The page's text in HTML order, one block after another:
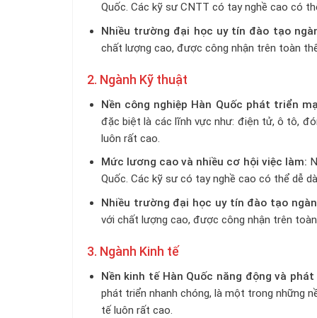
Quốc. Các kỹ sư CNTT có tay nghề cao có
Nhiều trường đại học uy tín đào tạo
chất lượng cao, được công nhận trên toàn
2. Ngành Kỹ thuật
Nền công nghiệp Hàn Quốc phát triển
đặc biệt là các lĩnh vực như: điện tử, ô tô,
luôn rất cao.
Mức lương cao và nhiều cơ hội việc làm:
Quốc. Các kỹ sư có tay nghề cao có thể dễ
Nhiều trường đại học uy tín đào tạo
với chất lượng cao, được công nhận trên
3. Ngành Kinh tế
Nền kinh tế Hàn Quốc năng động và
phát triển nhanh chóng, là một trong những
tế luôn rất cao.